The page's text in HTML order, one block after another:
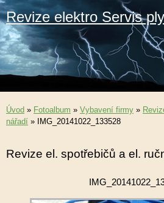
Revize elektro Servis
Úvod » Fotoalbum » Vybavení firmy »
nářadí » IMG_20141022_133528
Revize el. spotřebičů a el.